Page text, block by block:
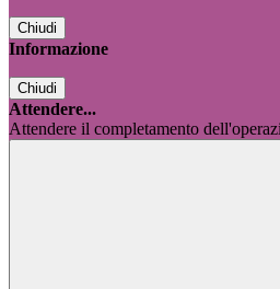
Chiudi
Informazione
Chiudi
Attendere...
Attendere il completamento